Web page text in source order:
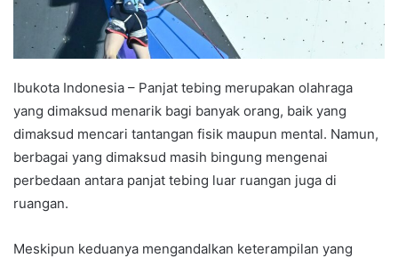
Ibukota Indonesia – Panjat tebing merupakan olahraga
yang dimaksud menarik bagi banyak orang, baik yang
dimaksud mencari tantangan fisik maupun mental. Namun,
berbagai yang dimaksud masih bingung mengenai
perbedaan antara panjat tebing luar ruangan juga di
ruangan.
Meskipun keduanya mengandalkan keterampilan yang